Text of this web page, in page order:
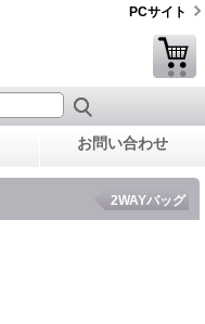
PCサイト
お問い合わせ
2WAYバッグ